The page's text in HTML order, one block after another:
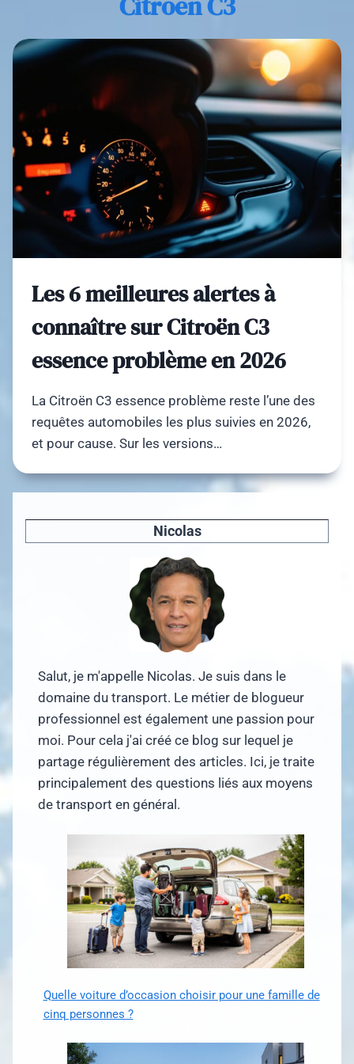
Les 6 meilleures alertes à
connaître sur Citroën C3
essence problème en 2026
La Citroën C3 essence problème reste l’une des
requêtes automobiles les plus suivies en 2026,
et pour cause. Sur les versions…
Nicolas
Salut, je m'appelle Nicolas. Je suis dans le
domaine du transport. Le métier de blogueur
professionnel est également une passion pour
moi. Pour cela j'ai créé ce blog sur lequel je
partage régulièrement des articles. Ici, je traite
principalement des questions liés aux moyens
de transport en général.
Quelle voiture d’occasion choisir pour une famille de
cinq personnes ?